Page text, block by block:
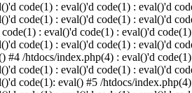
code(1) : eval()'d code(1) : eval()'d
code(1) : eval()'d code(1) : eval()'d
: eval()'d code(1) : eval()'d
code(1) : eval()'d code(1) : eval()'d
#4 /htdocs/index.php(4) : eval()'d
code(1) : eval()'d code(1) : eval()'d
code(1): eval() #5 /htdocs/